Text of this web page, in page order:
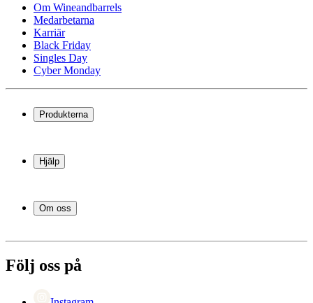
Om Wineandbarrels
Medarbetarna
Karriär
Black Friday
Singles Day
Cyber Monday
Produkterna
Vinställ
Vinmöbler
Hjälp
Leverans
Service
Retur
Om oss
Karriär
Black Friday
Cyber Monday
Följ oss på